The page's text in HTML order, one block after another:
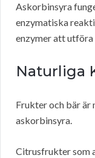
Askorbinsyra
enzymatiska
enzymer att
Naturliga
Frukter och bär är
askorbinsyra.
Citrusfrukter som